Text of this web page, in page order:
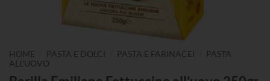
HOME PASTA E DOLCI PASTA E FARINACEI
PASTA
ALL'UOVO